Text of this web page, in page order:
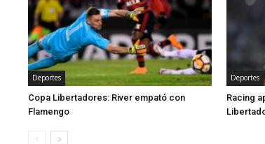
Deportes
Copa Libertadores: River empató con
Flamengo
Deportes
Racing